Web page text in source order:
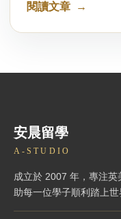
閱讀文章
安晨留學
A-STUDIO
成立於 2007 年，專注
助每一位學子順利踏上世